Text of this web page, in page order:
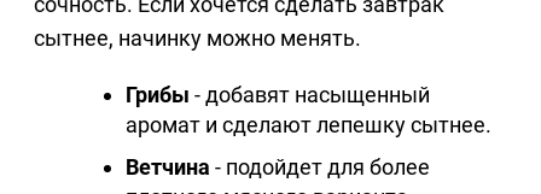
сытнее, начинку можно менять.
Грибы - добавят насыщенный
аромат и сделают лепешку сытнее.
Ветчина - подойдет для более